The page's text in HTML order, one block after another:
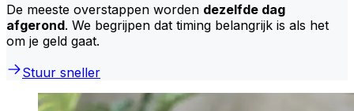
De meeste overstappen worden dezelfde dag
afgerond. We begrijpen dat timing belangrijk is als het
om je geld gaat.
Stuur sneller